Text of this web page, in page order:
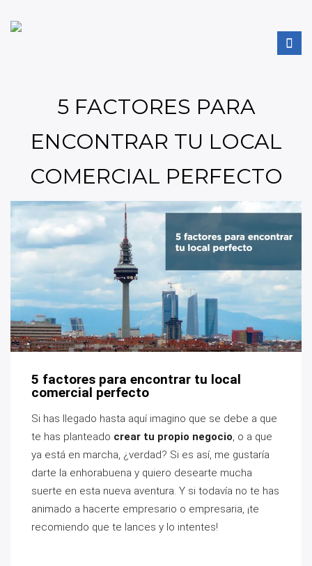
5 FACTORES PARA
ENCONTRAR TU LOCAL
COMERCIAL PERFECTO
5 factores para encontrar tu local
comercial perfecto
Si has llegado hasta aquí imagino que se debe a que
te has planteado crear tu propio negocio, o a que
ya está en marcha, ¿verdad? Si es así, me gustaría
darte la enhorabuena y quiero desearte mucha
suerte en esta nueva aventura. Y si todavía no te has
animado a hacerte empresario o empresaria, ¡te
recomiendo que te lances y lo intentes!